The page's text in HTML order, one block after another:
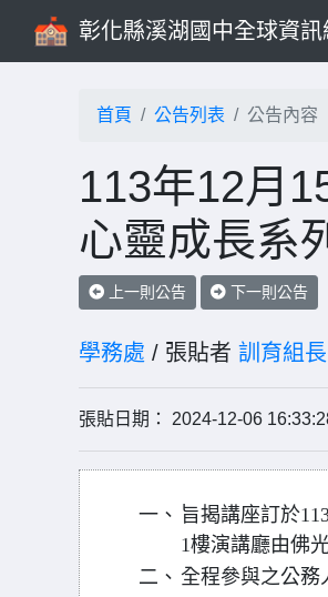
彰化縣溪湖國中全球資訊
首頁 公告列表 公告內容
113年12月
心靈成長系
上一則公告 下一則公告
學務處 / 張貼者 訓育組長
張貼日期： 2024-12-06
一、 旨揭講座訂於
1樓演講廳由佛
二、 全程參與之公務